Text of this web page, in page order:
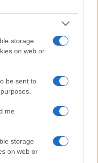
storage
on web or
be sent to
me
storage
on web or
Ravnah asfaltirajo pred
Gradec - Območje
- Območje Sv.